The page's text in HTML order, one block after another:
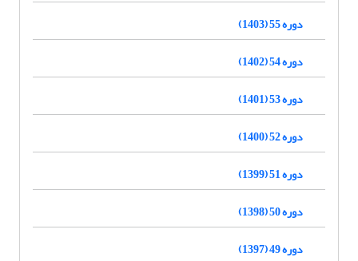
دوره 55 (1403)
دوره 54 (1402)
دوره 53 (1401)
دوره 52 (1400)
دوره 51 (1399)
دوره 50 (1398)
دوره 49 (1397)